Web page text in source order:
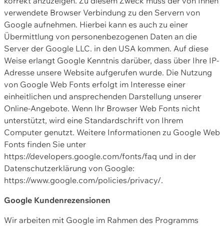
verwendete Browser Verbindung zu den Servern von
Google aufnehmen. Hierbei kann es auch zu einer
Übermittlung von personenbezogenen Daten an die
Server der Google LLC. in den USA kommen. Auf diese
Weise erlangt Google Kenntnis darüber, dass über Ihre IP-
Adresse unsere Website aufgerufen wurde. Die Nutzung
von Google Web Fonts erfolgt im Interesse einer
einheitlichen und ansprechenden Darstellung unserer
Online-Angebote. Wenn Ihr Browser Web Fonts nicht
unterstützt, wird eine Standardschrift von Ihrem
Computer genutzt. Weitere Informationen zu Google Web
Fonts finden Sie unter
https://developers.google.com/fonts/faq und in der
Datenschutzerklärung von Google:
https://www.google.com/policies/privacy/.
Google Kundenrezensionen
Wir arbeiten mit Google im Rahmen des Programms